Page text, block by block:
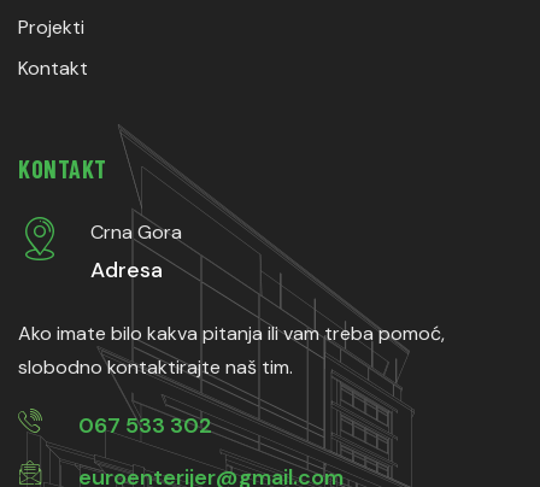
Projekti
Kontakt
KONTAKT
Crna Gora
Adresa
Ako imate bilo kakva pitanja ili vam treba pomoć,
slobodno kontaktirajte naš tim.
067 533 302
euroenterijer@gmail.com